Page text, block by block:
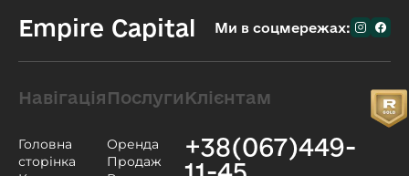
Empire Capital Ми в соцмережах:
Навігація
Головна
сторінка
Послуги
Оренда
Продаж
Клієнтам
+38(067)449-